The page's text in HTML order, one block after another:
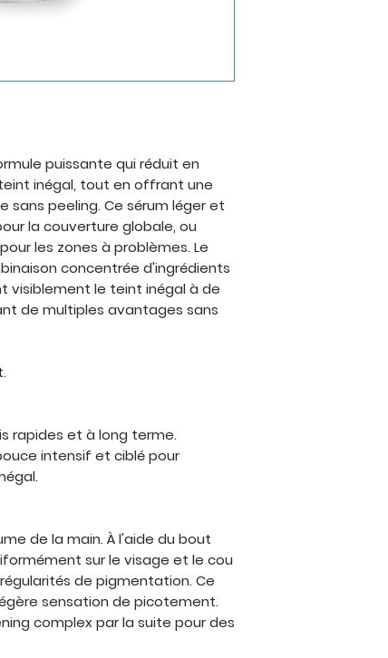
puissante qui réduit en
inégal, tout en offrant une
peeling. Ce sérum léger et
la couverture globale, ou
les zones à problèmes. Le
concentrée d'ingrédients
visiblement le teint inégal à de
de multiples avantages sans
rapides et à long terme.
intensif et ciblé pour
de la main. À l'aide du bout
sur le visage et le cou
de pigmentation. Ce
sensation de picotement.
complex par la suite pour des